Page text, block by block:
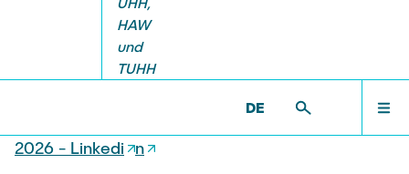
DE
Medienrückblick
2026 - Linkedi
n